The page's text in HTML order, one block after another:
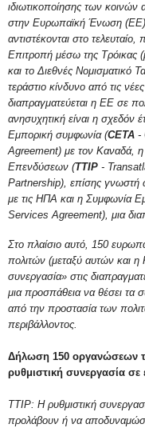
ιδιωτικοποίησης των κοινών
στην Ευρωπαϊκή Ένωση
αντιστέκονται στο
Επιτροπή μέσω της Τρόικας
και το Διεθνές Νομισματικό
τεράστιο κίνδυνο από τις
διαπραγματεύεται η ΕΕ σε
ανησυχητική είναι η σχεδόν
Εμπορική συμφωνία (CETA -
Agreement) με τον Καναδά, η
Επενδύσεων (ΤΤΙΡ -
Partnership), επίσης γνωστή
με τις ΗΠΑ και η Συμφωνία
Services Agreement), μια
Στο πλαίσιο αυτό, 150
πολιτών (μεταξύ αυτών και η
συνεργασία» στις
μια προσπάθεια να θέσει τα
από την προστασία των
περιβάλλοντος.
Δήλωση 150 οργανώσεων
ρυθμιστική συνεργασία
ΤΤΙΡ: Η ρυθμιστική
προλάβουν ή να